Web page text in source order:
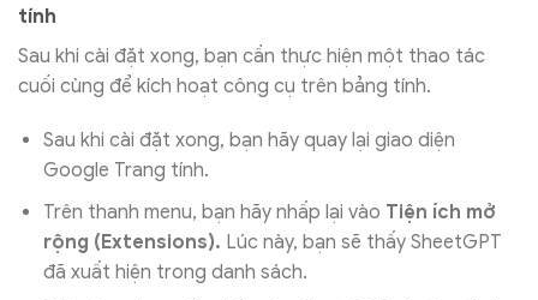
tính
Sau khi cài đặt xong, bạn cần thực hiện một thao tác
cuối cùng để kích hoạt công cụ trên bảng tính.
Sau khi cài đặt xong, bạn hãy quay lại giao diện
Google Trang tính.
Trên thanh menu, bạn hãy nhấp lại vào Tiện ích mở
rộng (Extensions). Lúc này, bạn sẽ thấy SheetGPT
đã xuất hiện trong danh sách.